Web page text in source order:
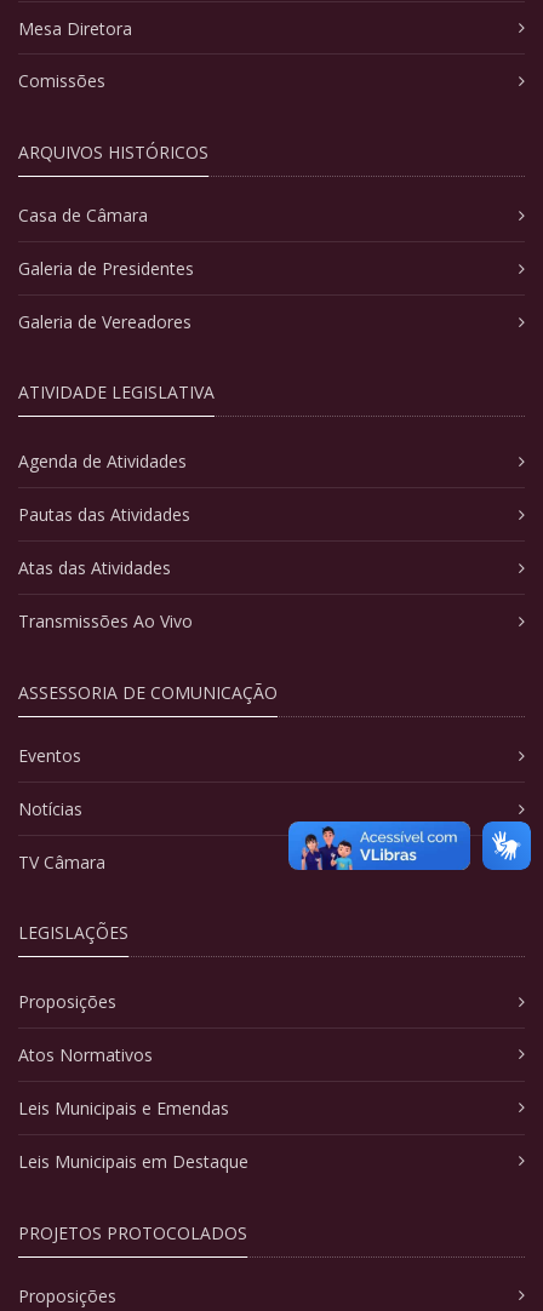
Mesa Diretora
Comissões
ARQUIVOS HISTÓRICOS
Casa de Câmara
Galeria de Presidentes
Galeria de Vereadores
ATIVIDADE LEGISLATIVA
Agenda de Atividades
Pautas das Atividades
Atas das Atividades
Transmissões Ao Vivo
ASSESSORIA DE COMUNICAÇÃO
Eventos
Notícias
TV Câmara
LEGISLAÇÕES
Proposições
Atos Normativos
Leis Municipais e Emendas
Leis Municipais em Destaque
PROJETOS PROTOCOLADOS
Proposições